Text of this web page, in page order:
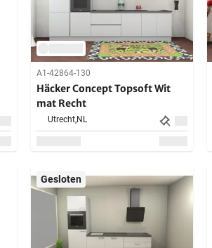
A1-42864-130
Häcker Concept Topsoft Wit
mat Recht
Utrecht,NL
Gesloten